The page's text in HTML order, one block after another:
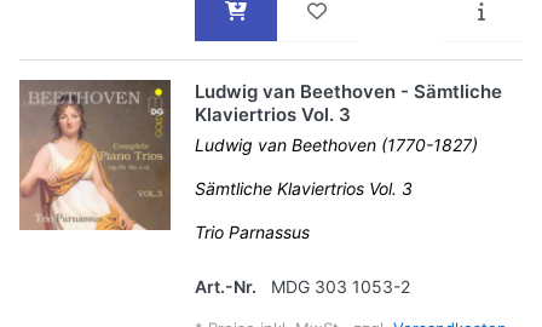
Ludwig van Beethoven - Sämtliche
Klaviertrios Vol. 3
Ludwig van Beethoven (1770-1827)
Sämtliche Klaviertrios Vol. 3
Trio Parnassus
Art.-Nr. MDG 303 1053-2